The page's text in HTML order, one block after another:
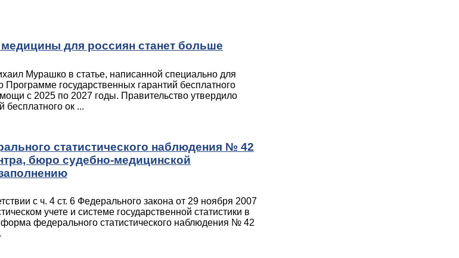
для россиян станет больше
Мурашко в статье, написанной специально для
государственных гарантий бесплатного
с 2025 по 2027 годы. Правительство утвердило
бесплатного ок ...
статистического наблюдения № 42
бюро судебно-медицинской
с ч. 4 ст. 6 Федерального закона от 29 ноября 2007
учете и системе государственной статистики в
федерального статистического наблюдения № 42